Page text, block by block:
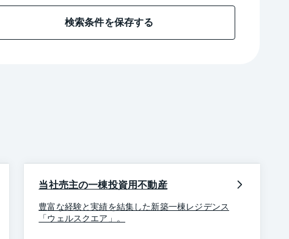
検索条件を保存する
当社売主の一棟投資用不動産
豊富な経験と実績を結集した新築一棟レジデンス
「ウェルスクエア」。